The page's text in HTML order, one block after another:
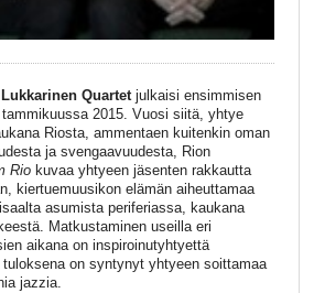
Quartetjulkaisi ensimmisen
2015. Vuosi siitä, yhtye
Riosta, ammentaen kuitenkin oman
ja svengaavuudesta, Rion
Riokuvaa yhtyeen jäsenten rakkautta
kiertuemuusikon elämän aiheuttamaa
asumista periferiassa, kaukana
Matkustaminen useilla eri
aikana on inspiroinutyhtyettä
on syntynyt yhtyeen soittamaa
jazzia.